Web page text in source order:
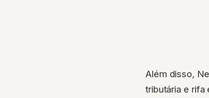
Além disso,
tributária e rifa